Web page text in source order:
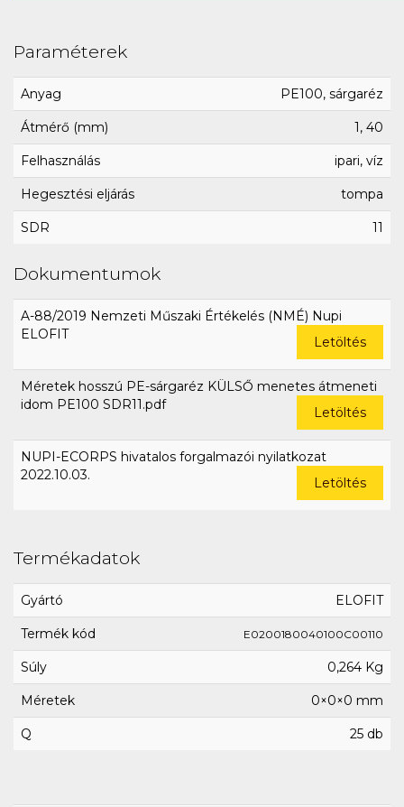
Paraméterek
Anyag PE100, sárgaréz
Átmérő (mm) 1, 40
Felhasználás ipari, víz
Hegesztési eljárás tompa
SDR 11
Dokumentumok
A-88/2019 Nemzeti Műszaki Értékelés (NMÉ) Nupi
ELOFIT
Letöltés
Méretek hosszú PE-sárgaréz KÜLSŐ menetes átmeneti
idom PE100 SDR11.pdf
Letöltés
NUPI-ECORPS hivatalos forgalmazói nyilatkozat
2022.10.03.
Letöltés
Termékadatok
Gyártó ELOFIT
Termék kód E0200180040100C00110
Súly 0,264 Kg
Méretek 0×0×0 mm
Q 25 db